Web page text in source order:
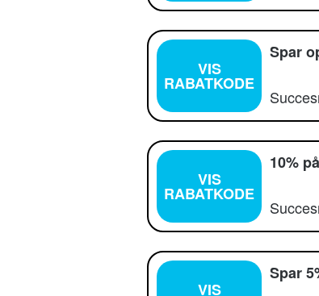
VIS
RABATKODE
Spar
VIS
RABATKODE
10%
VIS
Spar